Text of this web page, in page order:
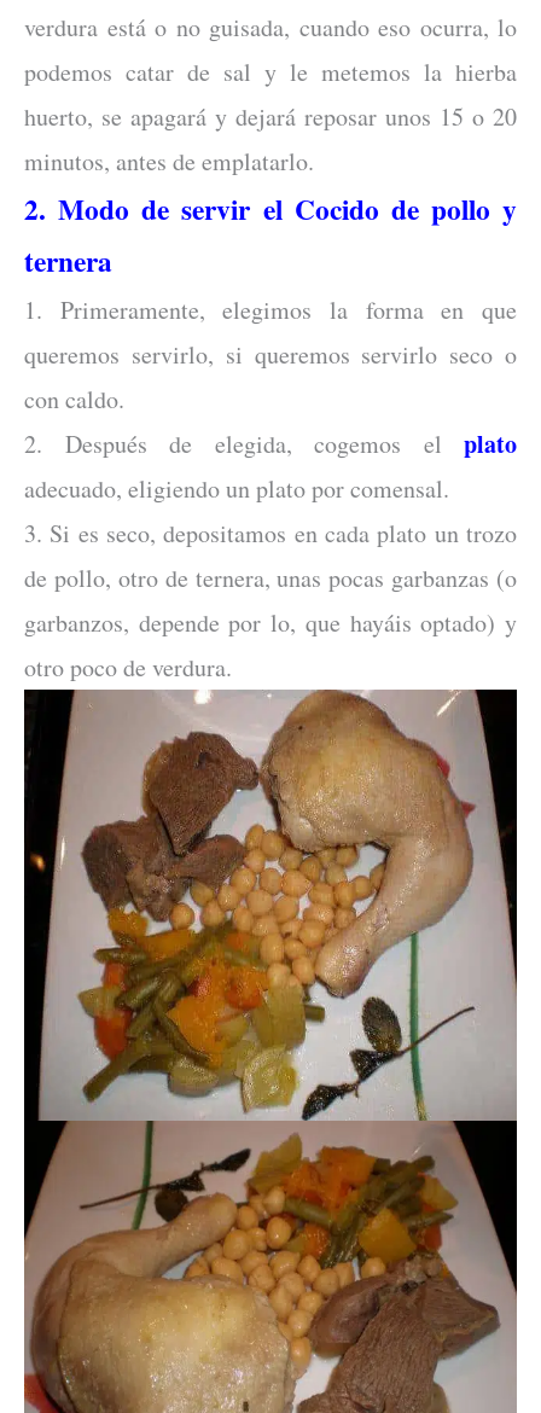
verdura está o no guisada, cuando eso ocurra, lo
podemos catar de sal y le metemos la hierba
huerto, se apagará y dejará reposar unos 15 o 20
minutos, antes de emplatarlo.
2. Modo de servir el Cocido de pollo y
ternera
1. Primeramente, elegimos la forma en que
queremos servirlo, si queremos servirlo seco o
con caldo.
2. Después de elegida, cogemos el plato
adecuado, eligiendo un plato por comensal.
3. Si es seco, depositamos en cada plato un trozo
de pollo, otro de ternera, unas pocas garbanzas (o
garbanzos, depende por lo, que hayáis optado) y
otro poco de verdura.